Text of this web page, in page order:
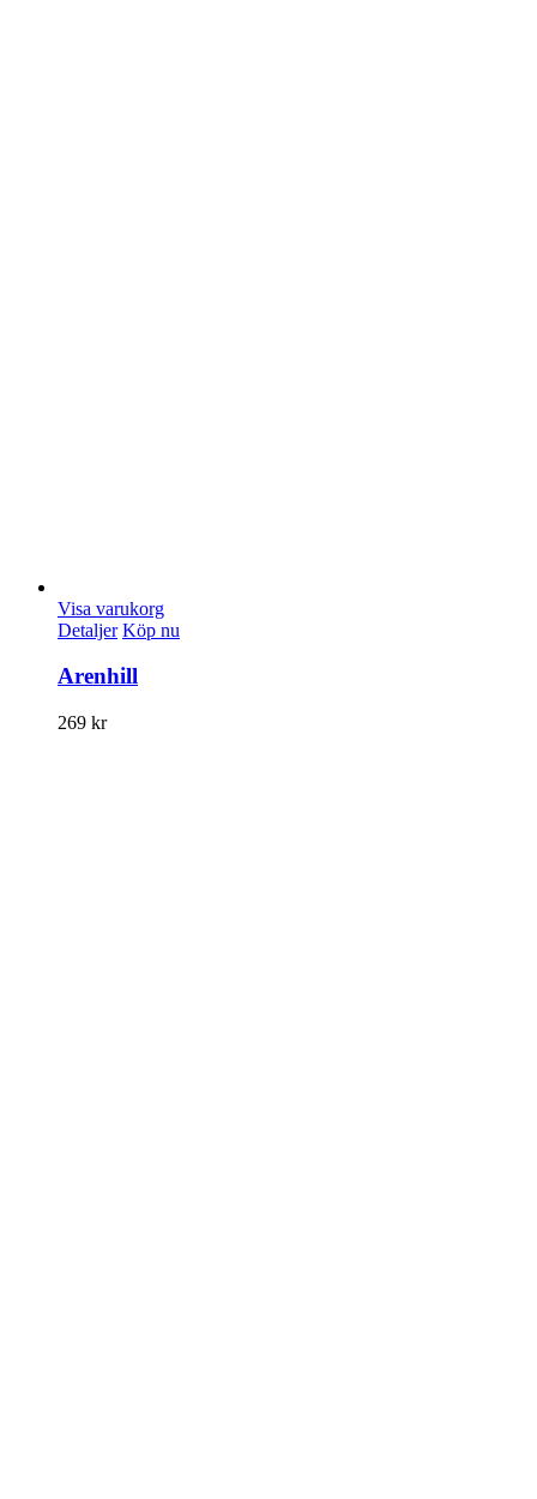
Visa varukorg
Detaljer Köp nu
Arenhill
269 kr